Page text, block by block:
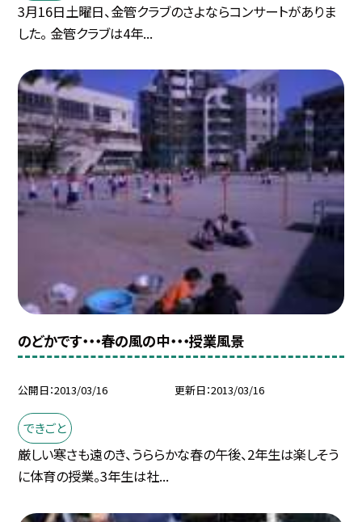
3月16日土曜日、金管クラブのさよならコンサートがありま
した。 金管クラブは4年...
のどかです・・・春の風の中・・・授業風景
公開日 2013/03/16 更新日 2013/03/16
できごと
厳しい寒さも遠のき、うららかな春の午後、2年生は楽しそう
に体育の授業。3年生は社...